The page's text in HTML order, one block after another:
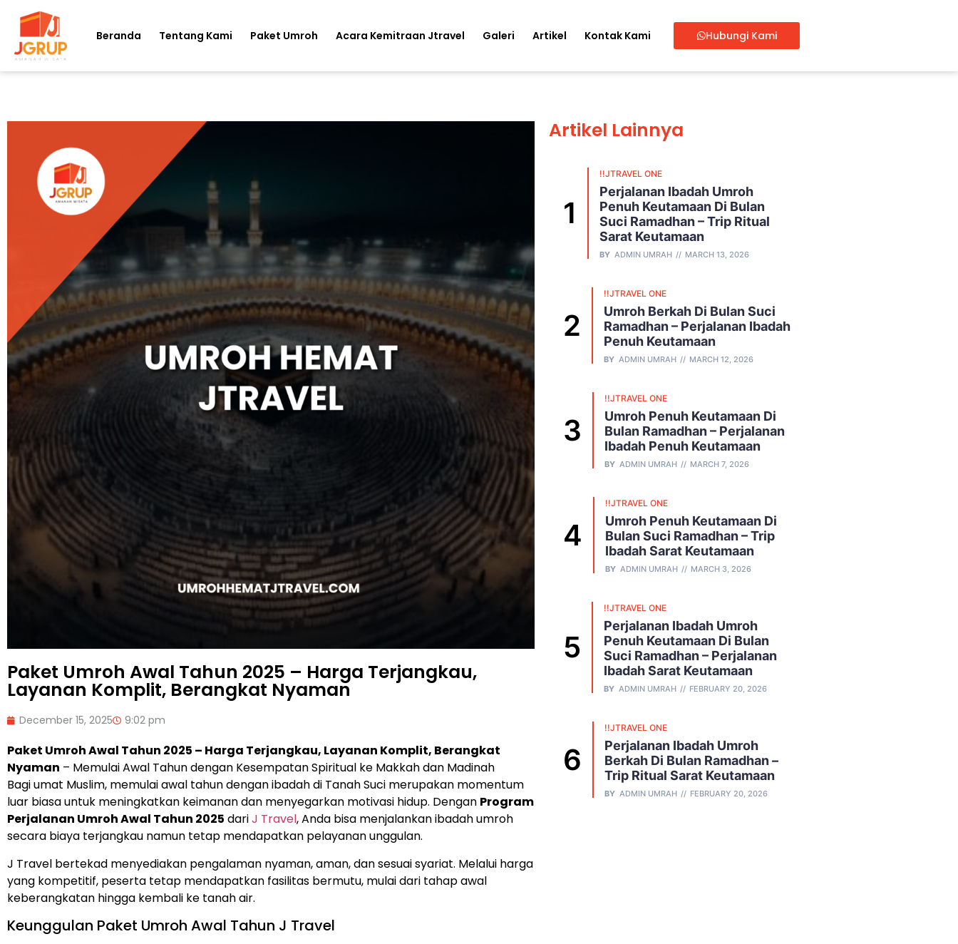
Beranda Tentang Kami Paket Umroh Acara Kemitraan Jtravel Galeri Artikel Kontak Kami Hubungi Kami
Paket Umroh Awal Tahun 2025 – Harga Terjangkau,
Layanan Komplit, Berangkat Nyaman
December 15, 2025 9:02 pm
Paket Umroh Awal Tahun 2025 – Harga Terjangkau, Layanan Komplit, Berangkat
Nyaman – Memulai Awal Tahun dengan Kesempatan Spiritual ke Makkah dan Madinah
Bagi umat Muslim, memulai awal tahun dengan ibadah di Tanah Suci merupakan momentum
luar biasa untuk meningkatkan keimanan dan menyegarkan motivasi hidup. Dengan Program
Perjalanan Umroh Awal Tahun 2025 dariJ Travel, Anda bisa menjalankan ibadah umroh
secara biaya terjangkau namun tetap mendapatkan pelayanan unggulan.
J Travel bertekad menyediakan pengalaman nyaman, aman, dan sesuai syariat. Melalui harga
yang kompetitif, peserta tetap mendapatkan fasilitas bermutu, mulai dari tahap awal
keberangkatan hingga kembali ke tanah air.
Keunggulan Paket Umroh Awal Tahun J Travel
Artikel Lainnya
!!JTRAVEL ONE
Perjalanan Ibadah Umroh
Penuh Keutamaan Di Bulan
Suci Ramadhan – Trip Ritual
Sarat Keutamaan
BY ADMIN UMRAH MARCH 13, 2026
!!JTRAVEL ONE
Umroh Berkah Di Bulan Suci
Ramadhan – Perjalanan Ibadah
Penuh Keutamaan
BY ADMIN UMRAH MARCH 12, 2026
!!JTRAVEL ONE
Umroh Penuh Keutamaan Di
Bulan Ramadhan – Perjalanan
Ibadah Penuh Keutamaan
BY ADMIN UMRAH MARCH 7, 2026
!!JTRAVEL ONE
Umroh Penuh Keutamaan Di
Bulan Suci Ramadhan – Trip
Ibadah Sarat Keutamaan
BY ADMIN UMRAH MARCH 3, 2026
!!JTRAVEL ONE
Perjalanan Ibadah Umroh
Penuh Keutamaan Di Bulan
Suci Ramadhan – Perjalanan
Ibadah Sarat Keutamaan
BY ADMIN UMRAH FEBRUARY 20, 2026
!!JTRAVEL ONE
Perjalanan Ibadah Umroh
Berkah Di Bulan Ramadhan –
Trip Ritual Sarat Keutamaan
BY ADMIN UMRAH FEBRUARY 20, 2026